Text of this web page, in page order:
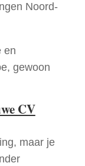
Noord-
en
gewoon
CV
maar je